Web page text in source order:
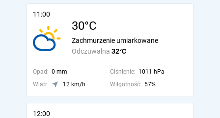
11:00
30°C
Odczuwalna 32°C
Zachmurzenie umiarkowane
Opad: 0 mm Ciśnienie: 1011 hPa
Wiatr:
12 km/h Wilgotność: 57%
12:00